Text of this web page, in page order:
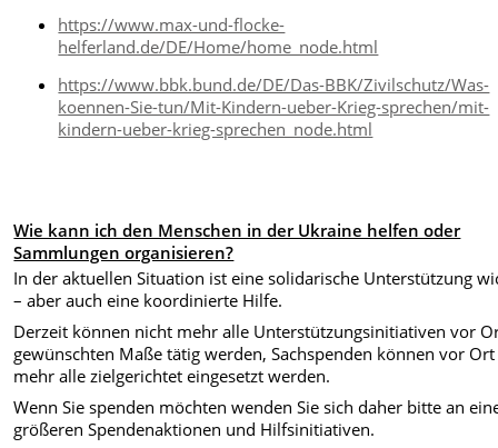
https://www.max-und-flocke-
helferland.de/DE/Home/home_node.html
https://www.bbk.bund.de/DE/Das-BBK/Zivilschutz/Was-
koennen-Sie-tun/Mit-Kindern-ueber-Krieg-sprechen/mit-
kindern-ueber-krieg-sprechen_node.html
Wie kann ich den Menschen in der Ukraine helfen oder
Sammlungen organisieren?
In der aktuellen Situation ist eine solidarische Unterstützung
– aber auch eine koordinierte Hilfe.
Derzeit können nicht mehr alle Unterstützungsinitiativen vor
gewünschten Maße tätig werden, Sachspenden können vor
mehr alle zielgerichtet eingesetzt werden.
Wenn Sie spenden möchten wenden Sie sich daher bitte an
größeren Spendenaktionen und Hilfsinitiativen.